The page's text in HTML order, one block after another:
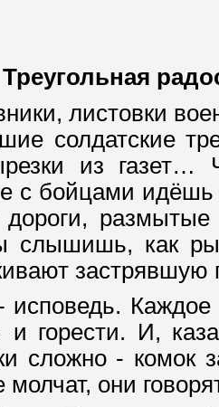
Треугольная
листовки
солдатские
из газет…
с бойцами
дороги,
слышишь, как
исповедь.
и горести. И,
сложно - комок
они